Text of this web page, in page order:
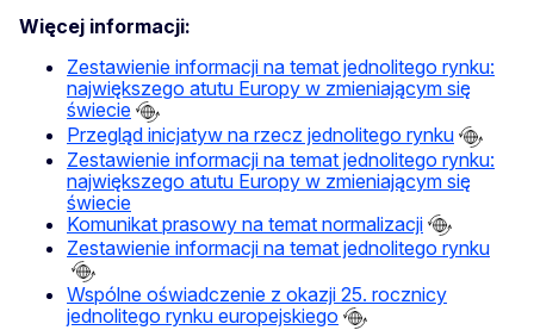
Więcej informacji:
Zestawienie informacji na temat jednolitego rynku:
największego atutu Europy w zmieniającym się
świecie
Przegląd inicjatyw na rzecz jednolitego rynku
Zestawienie informacji na temat jednolitego rynku:
największego atutu Europy w zmieniającym się
świecie
Komunikat prasowy na temat normalizacji
Zestawienie informacji na temat jednolitego rynku
Wspólne oświadczenie z okazji 25. rocznicy
jednolitego rynku europejskiego